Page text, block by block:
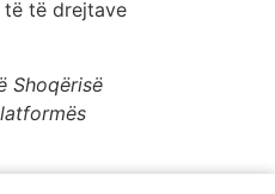
të të drejtave
Shoqërisë